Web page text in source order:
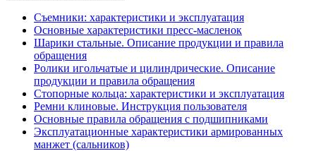
Съемники: характеристики и эксплуатация
Основные характеристики пресс‑масленок
Шарики стальные. Описание продукции и правила
обращения
Ролики игольчатые и цилиндрические. Описание
продукции и правила обращения
Стопорные кольца: характеристики и эксплуатация
Ремни клиновые. Инструкция пользователя
Основные правила обращения с подшипниками
Эксплуатационные характеристики армированных
манжет (сальников)